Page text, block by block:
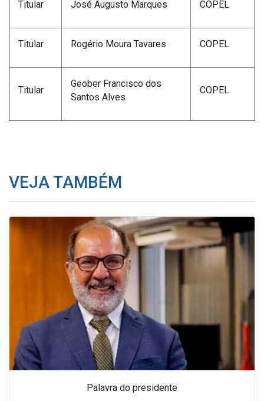
Titular José Augusto Marques COPEL
Titular Rogério Moura Tavares COPEL
Titular
Geober Francisco dos
Santos Alves
COPEL
VEJA TAMBÉM
Palavra do presidente